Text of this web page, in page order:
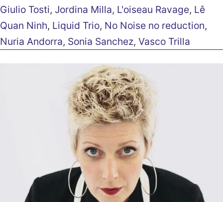
Giulio Tosti, Jordina Milla, L'oiseau Ravage, Lê
Quan Ninh, Liquid Trio, No Noise no reduction,
Nuria Andorra, Sonia Sanchez, Vasco Trilla